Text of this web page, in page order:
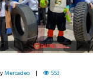
Mercadeo 553